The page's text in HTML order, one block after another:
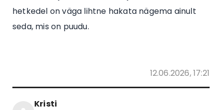
hetkedel on väga lihtne hakata nägema ainult
seda, mis on puudu.
12.06.2026, 17:21
Kristi